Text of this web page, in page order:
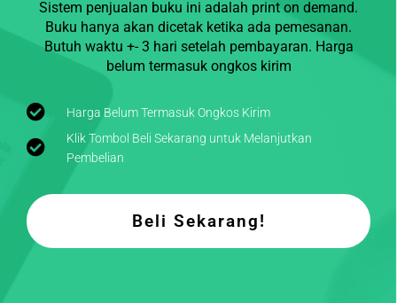
Sistem penjualan buku ini adalah print on demand.
Buku hanya akan dicetak ketika ada pemesanan.
Butuh waktu +- 3 hari setelah pembayaran. Harga
belum termasuk ongkos kirim
Harga Belum Termasuk Ongkos Kirim
Klik Tombol Beli Sekarang untuk Melanjutkan
Pembelian
Beli Sekarang!